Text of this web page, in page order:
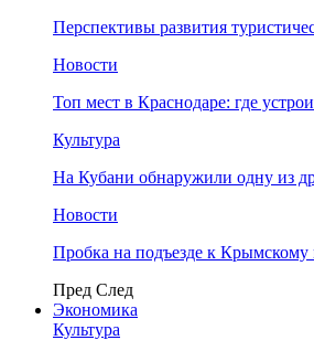
Перспективы развития
Новости
Топ мест в Краснодаре: где
Культура
На Кубани обнаружили одну из
Новости
Пробка на подъезде к Крымскому
Пред След
Экономика
Культура